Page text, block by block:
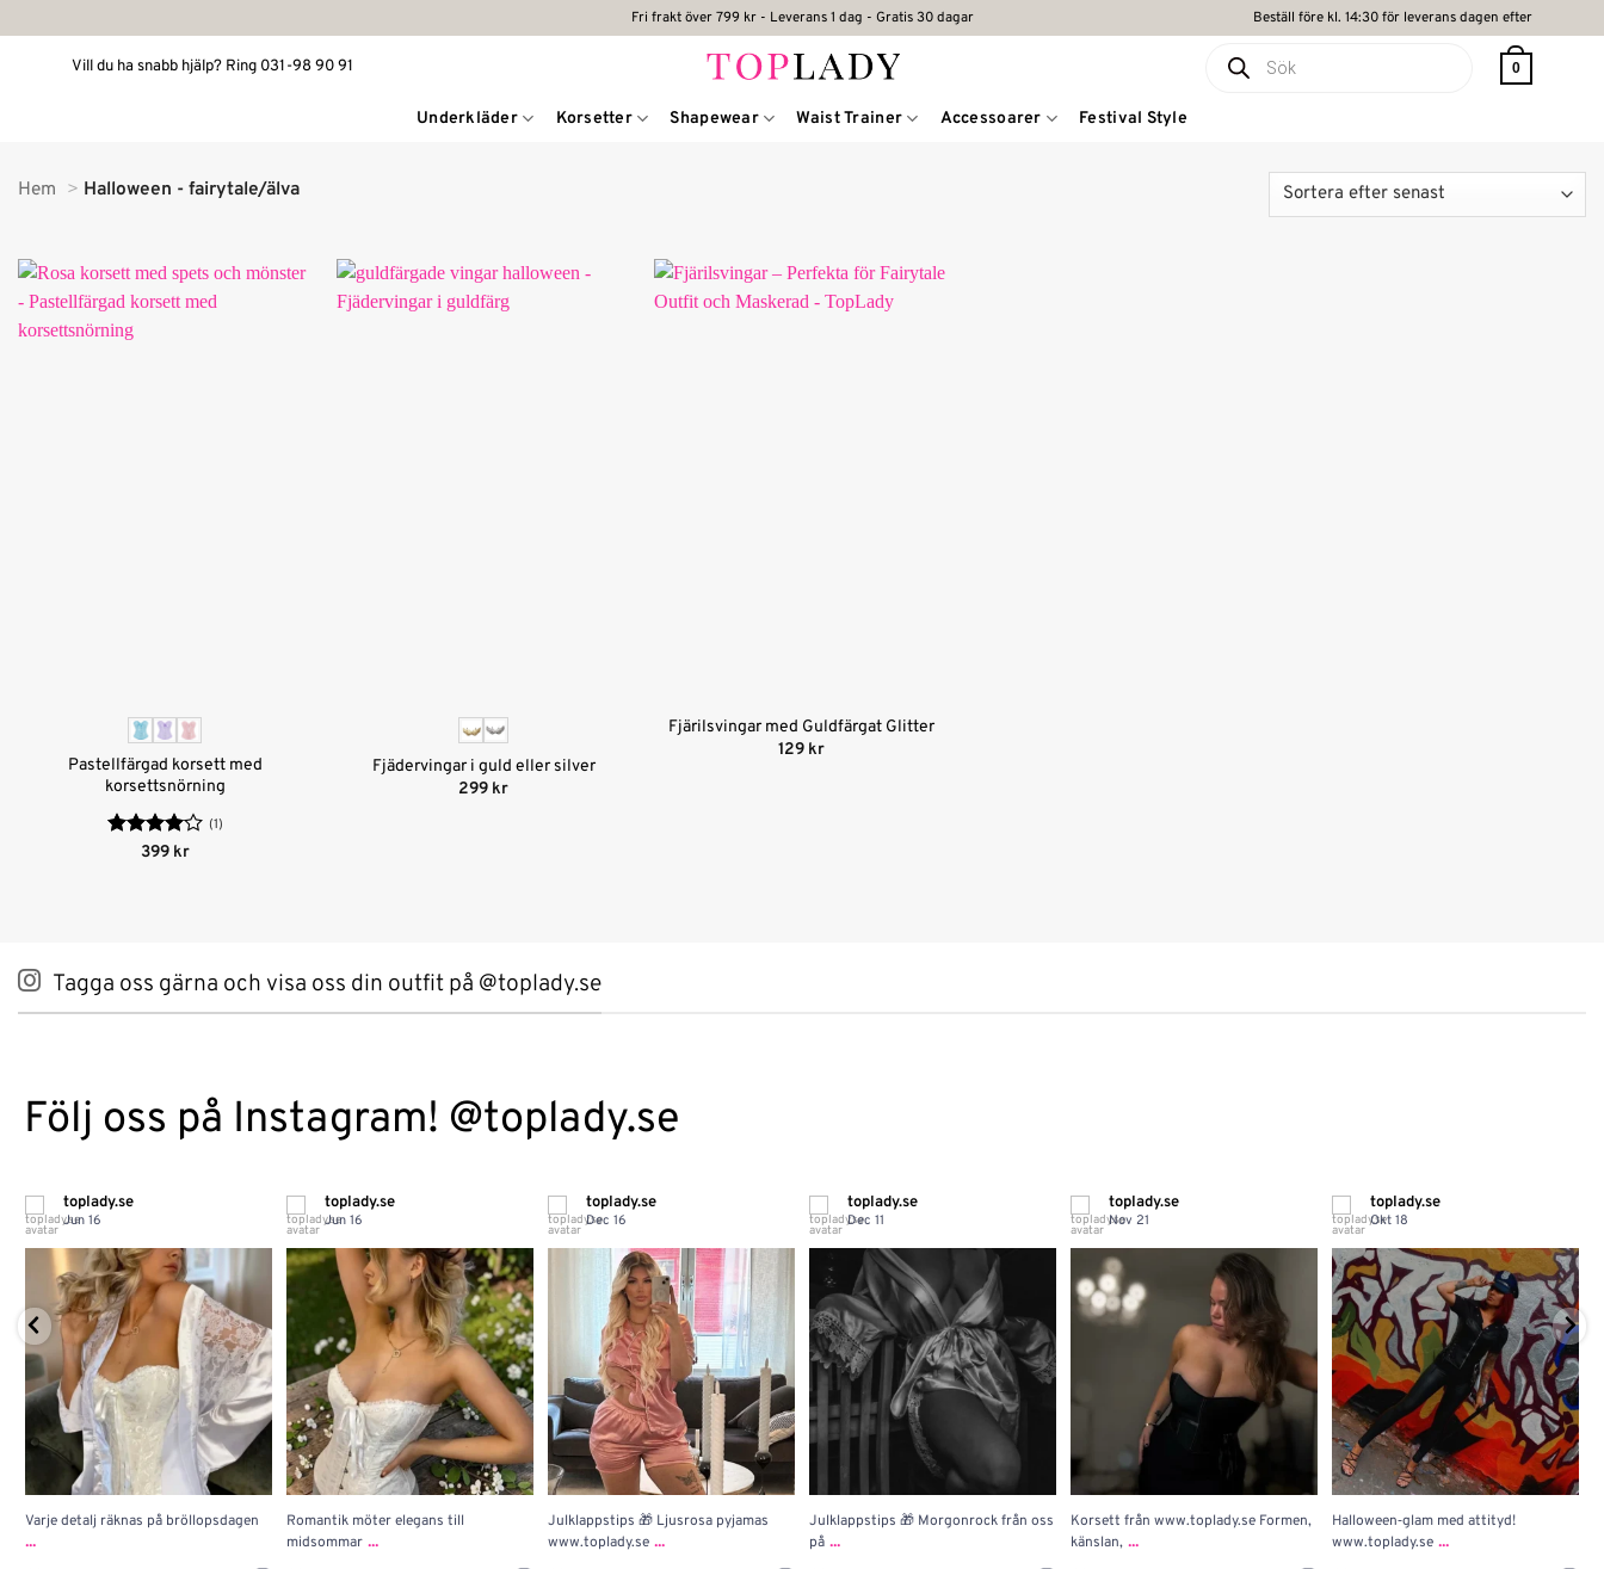
to
Fri frakt över 799 kr - Leverans 1 dag - Gratis 30 dagar Beställ före kl. 14:30 för leverans dagen efter
Vill du ha snabb hjälp? Ring 031-98 90 91 0
Underkläder Korsetter Shapewear Waist Trainer Accessoarer Festival Style
Hem Halloween - fairytale/älva
Pastellfärgad korsett med
korsettsnörning
Betygsatt
(1)
399 kr
Fjädervingar i guld eller silver
299 kr
Fjärilsvingar med Guldfärgat Glitter
129 kr
Tagga oss gärna och visa oss din outfit på @toplady.se
Följ oss på Instagram! @toplady.se
toplady.se
Jun 16
Varje detalj räknas på bröllopsdagen
...
toplady.se
Jun 16
Romantik möter elegans till
midsommar ...
toplady.se
Dec 16
Julklappstips 🎁 Ljusrosa pyjamas
www.toplady.se ...
toplady.se
Dec 11
Julklappstips 🎁 Morgonrock från oss
på ...
toplady.se
Nov 21
Korsett från www.toplady.se Formen,
känslan, ...
toplady.se
Okt 18
Halloween‑glam med attityd!
www.toplady.se ...